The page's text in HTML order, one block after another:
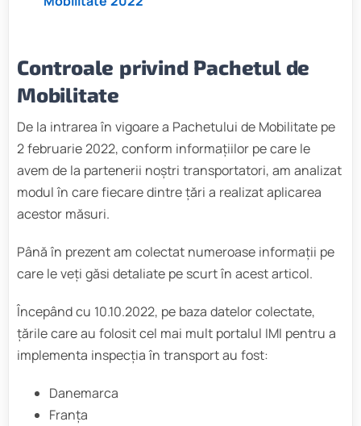
Controale privind Pachetul de
Mobilitate
De la intrarea în vigoare a Pachetului de Mobilitate pe
2 februarie 2022, conform informațiilor pe care le
avem de la partenerii noștri transportatori, am analizat
modul în care fiecare dintre țări a realizat aplicarea
acestor măsuri.
Până în prezent am colectat numeroase informații pe
care le veți găsi detaliate pe scurt în acest articol.
Începând cu 10.10.2022, pe baza datelor colectate,
țările care au folosit cel mai mult portalul IMI pentru a
implementa inspecția în transport au fost:
Danemarca
Franța